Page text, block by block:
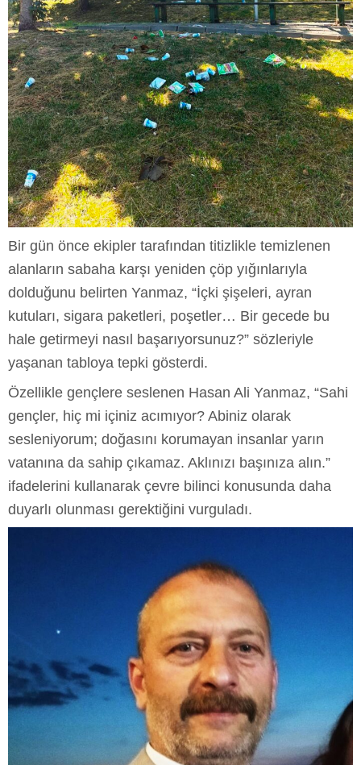
Bir gün önce ekipler tarafından titizlikle temizlenen
alanların sabaha karşı yeniden çöp yığınlarıyla
dolduğunu belirten Yanmaz, “İçki şişeleri, ayran
kutuları, sigara paketleri, poşetler… Bir gecede bu
hale getirmeyi nasıl başarıyorsunuz?” sözleriyle
yaşanan tabloya tepki gösterdi.
Özellikle gençlere seslenen Hasan Ali Yanmaz, “Sahi
gençler, hiç mi içiniz acımıyor? Abiniz olarak
sesleniyorum; doğasını korumayan insanlar yarın
vatanına da sahip çıkamaz. Aklınızı başınıza alın.”
ifadelerini kullanarak çevre bilinci konusunda daha
duyarlı olunması gerektiğini vurguladı.